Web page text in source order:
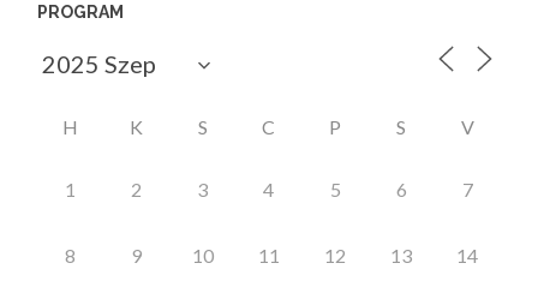
PROGRAM
H K S C P S V
1 2 3 4 5 6 7
8 9 10 11 12 13 14